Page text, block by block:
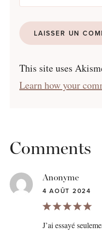
This site uses
Learn how your
Comments
Anonyme
4 AOÛT 2024
J’ai essayé